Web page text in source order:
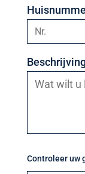
Controleer uw